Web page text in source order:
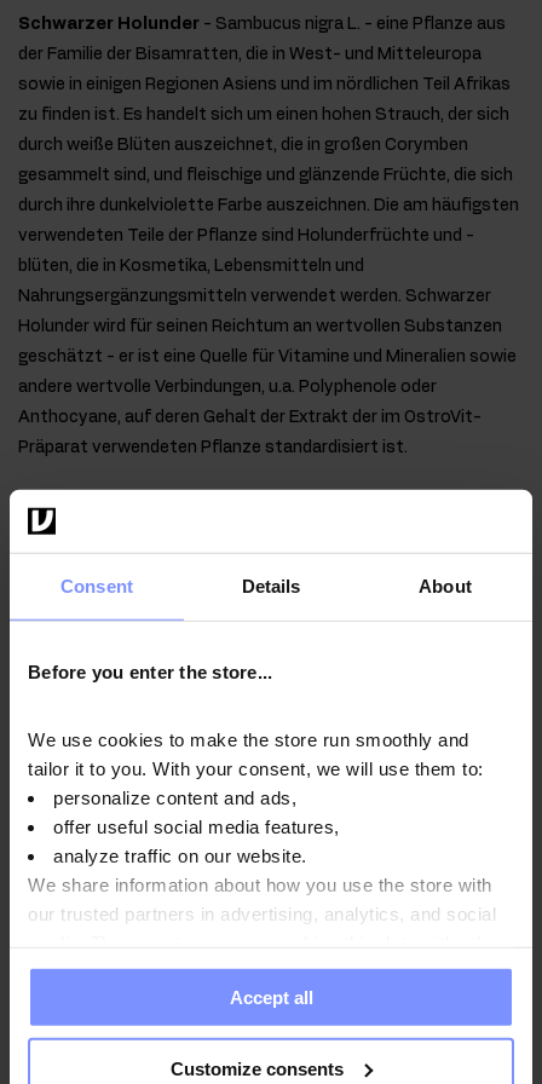
Consent Details About
Before you enter the store...
We use cookies to make the store run smoothly and
tailor it to you. With your consent, we will use them to:
personalize content and ads,
offer useful social media features,
analyze traffic on our website.
We share information about how you use the store with
our trusted partners in advertising, analytics, and social
information you have provided to them or that they have
collected when you use their services. Do you agree?
Accept all
Customize consents
Schwarzer Holunder - Sambucus nigra L. - eine Pflanze aus
der Familie der Bisamratten, die in West- und Mitteleuropa
sowie in einigen Regionen Asiens und im nördlichen Teil Afrikas
zu finden ist. Es handelt sich um einen hohen Strauch, der sich
durch weiße Blüten auszeichnet, die in großen Corymben
gesammelt sind, und fleischige und glänzende Früchte, die sich
durch ihre dunkelviolette Farbe auszeichnen. Die am häufigsten
verwendeten Teile der Pflanze sind Holunderfrüchte und -
blüten, die in Kosmetika, Lebensmitteln und
Nahrungsergänzungsmitteln verwendet werden. Schwarzer
Holunder wird für seinen Reichtum an wertvollen Substanzen
geschätzt - er ist eine Quelle für Vitamine und Mineralien sowie
andere wertvolle Verbindungen, u.a. Polyphenole oder
Anthocyane, auf deren Gehalt der Extrakt der im OstroVit-
Präparat verwendeten Pflanze standardisiert ist.
Anwendungsweise
Nährwertinformationen
Parameter
Hersteller